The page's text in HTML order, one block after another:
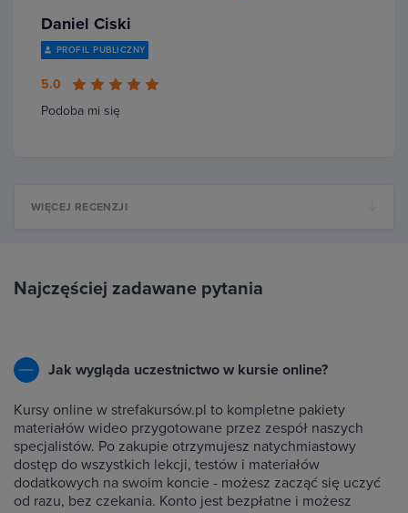
Daniel Ciski
PROFIL PUBLICZNY
5.0
Podoba mi się
WIĘCEJ RECENZJI
Najczęściej zadawane pytania
Jak wygląda uczestnictwo w kursie online?
Kursy online w strefakursów.pl to kompletne pakiety
materiałów wideo przygotowane przez zespół naszych
specjalistów. Po zakupie otrzymujesz natychmiastowy
dostęp do wszystkich lekcji, testów i materiałów
dodatkowych na swoim koncie - możesz zacząć się uczyć
od razu, bez czekania. Konto jest bezpłatne i możesz